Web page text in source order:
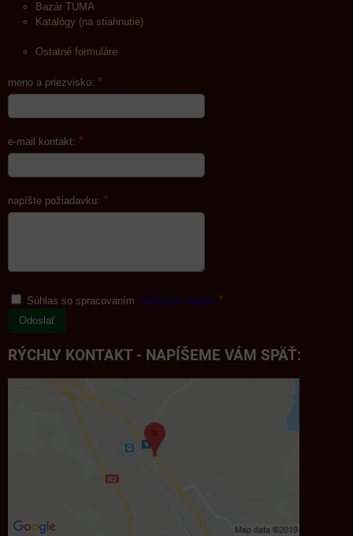
Bazár TUMA
Katalógy (na stiahnutie)
Ostatné formuláre
meno a priezvisko: *
e-mail kontakt: *
napíšte požiadavku: *
Súhlas so spracovaním osobných údajov *
Odoslať
RÝCHLY KONTAKT - NAPÍŠEME VÁM SPÄŤ: